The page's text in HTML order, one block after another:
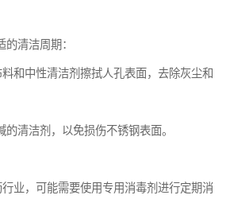
清洁周期：
和中性清洁剂擦拭人孔表面，去除灰尘和
清洁剂，以免损伤不锈钢表面。
业，可能需要使用专用消毒剂进行定期消